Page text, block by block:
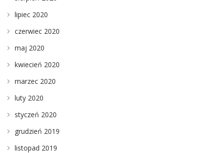
lipiec 2020
czerwiec 2020
maj 2020
kwiecień 2020
marzec 2020
luty 2020
styczeń 2020
grudzień 2019
listopad 2019